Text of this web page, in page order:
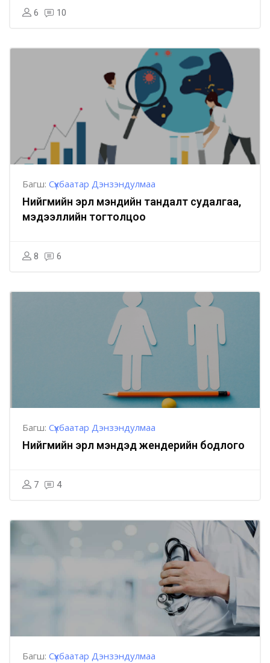
6 10
Багш: Сүхбаатар Дэнзэндулмаа
Нийгмийн эрүүл мэндийн тандалт судалгаа,
мэдээллийн тогтолцоо
8 6
Багш: Сүхбаатар Дэнзэндулмаа
Нийгмийн эрүүл мэндэд жендерийн бодлого
7 4
Багш: Сүхбаатар Дэнзэндулмаа